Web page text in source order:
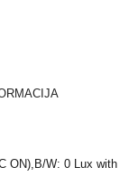
ON),B/W: 0 Lux with